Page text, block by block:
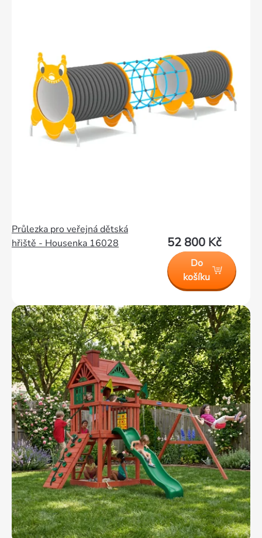
Průlezka pro veřejná dětská
hřiště - Housenka 16028
52 800 Kč
Do
košíku